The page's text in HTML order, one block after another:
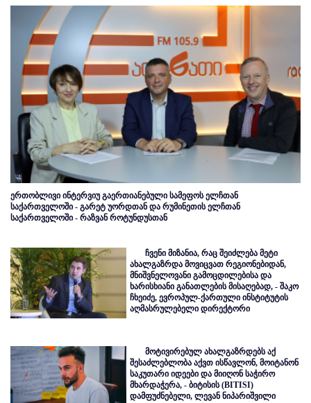
ერთობლივი ინტერვიუ გაერთიანებული სამეფოს ელჩთან
საქართველოში - გარეტ უორდთან და რუმინეთის ელჩთან
საქართველოში - რაზვან როტუნდუსთან
ჩვენი მიზანია, რაც შეიძლება მეტი
ახალგაზრდა მოვიცვათ რეგიონებიდან,
მნიშვნელოვანი გამოცდილებისა და
ხარისხიანი განათლების მისაღებად, - შაკო
ჩხეიძე, ევროპულ-ქართული ინსტიტუტის
აღმასრულებელი დირექტორი
მოტივირებულ ახალგაზრდებს აქ
შესაძლებლობა აქვთ ისწავლონ, მოიტანონ
საკუთარი იდეები და მიიღონ საჭირო
მხარდაჭერა, - ბიტისის (BITISI)
დამფუძნებელი, ლევან ნიპარიშვილი